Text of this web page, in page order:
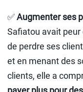
✅Augmenter ses
Safiatou avait peur
de perdre ses
et en menant des
clients, elle a